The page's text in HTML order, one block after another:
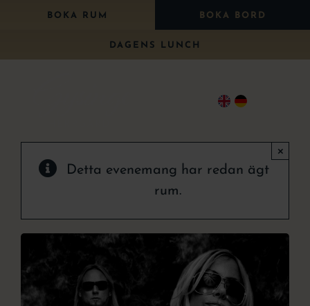
FortsättBOKA RUM BOKA BORD
DAGENS LUNCH
Konferens
Detta evenemang har redan ägt
rum.
×